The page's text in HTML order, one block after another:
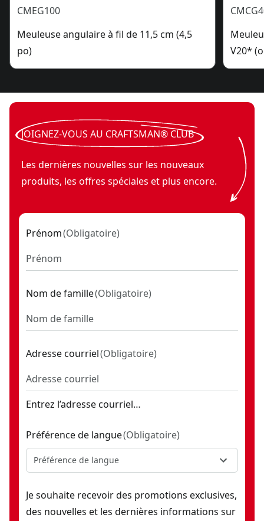
CMEG100
Meuleuse angulaire à fil de 11,5 cm (4,5
po)
V20*
JOIGNEZ-VOUS AU CRAFTSMAN® CLUB
Les dernières nouvelles sur les nouveaux
produits, les offres spéciales et plus encore.
Prénom(Obligatoire)
Nom de famille(Obligatoire)
Adresse courriel(Obligatoire)
Entrez l’adresse courriel…
Préférence de langue(Obligatoire)
Préférence de langue
Je souhaite recevoir des promotions exclusives,
des nouvelles et les dernières informations sur